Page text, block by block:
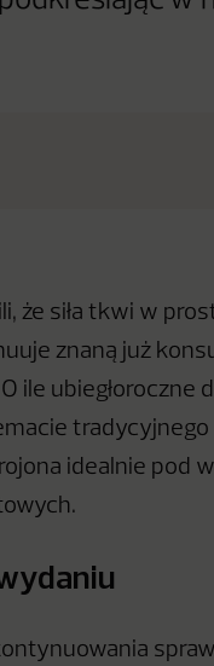
że siła tkwi w
znaną już
ile ubiegłoroczne
tradycyjnego
idealnie pod